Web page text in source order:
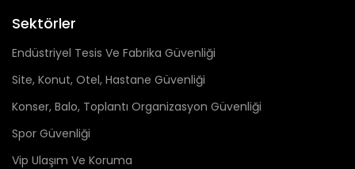
Sektörler
Endüstriyel Tesis Ve Fabrika Güvenliği
Site, Konut, Otel, Hastane Güvenliği
Konser, Balo, Toplantı Organizasyon Güvenliği
Spor Güvenliği
Vip Ulaşım Ve Koruma